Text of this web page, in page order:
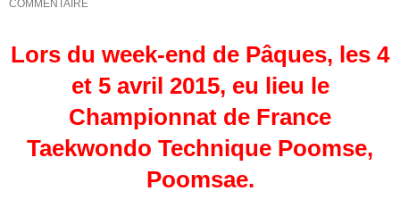
COMMENTAIRE
Lors du week-end de Pâques, les 4
et 5 avril 2015, eu lieu le
Championnat de France
Taekwondo Technique Poomse,
Poomsae.